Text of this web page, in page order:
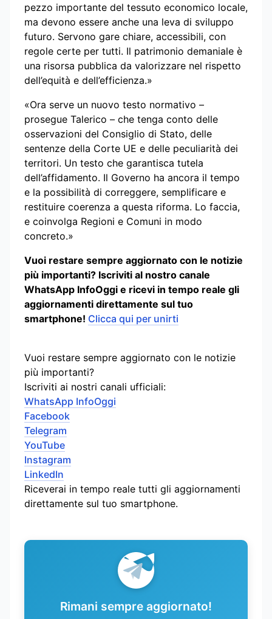
pezzo importante del tessuto economico locale,
ma devono essere anche una leva di sviluppo
futuro. Servono gare chiare, accessibili, con
regole certe per tutti. Il patrimonio demaniale è
una risorsa pubblica da valorizzare nel rispetto
dell’equità e dell’efficienza.»
«Ora serve un nuovo testo normativo –
prosegue Talerico – che tenga conto delle
osservazioni del Consiglio di Stato, delle
sentenze della Corte UE e delle peculiarità dei
territori. Un testo che garantisca tutela
dell’affidamento. Il Governo ha ancora il tempo
e la possibilità di correggere, semplificare e
restituire coerenza a questa riforma. Lo faccia,
e coinvolga Regioni e Comuni in modo
concreto.»
Vuoi restare sempre aggiornato con le notizie
più importanti? Iscriviti al nostro canale
WhatsApp InfoOggi e ricevi in tempo reale gli
aggiornamenti direttamente sul tuo
smartphone! Clicca qui per unirti
Vuoi restare sempre aggiornato con le notizie
più importanti?
Iscriviti ai nostri canali ufficiali:
WhatsApp InfoOggi
Facebook
Telegram
YouTube
Instagram
LinkedIn
Riceverai in tempo reale tutti gli aggiornamenti
direttamente sul tuo smartphone.
Rimani sempre aggiornato!